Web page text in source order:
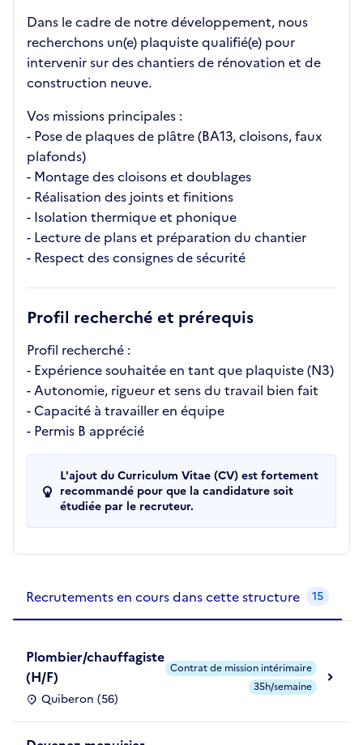
Dans le cadre de notre développement, nous
recherchons un(e) plaquiste qualifié(e) pour
intervenir sur des chantiers de rénovation et de
construction neuve.
Vos missions principales :
- Pose de plaques de plâtre (BA13, cloisons, faux
plafonds)
- Montage des cloisons et doublages
- Réalisation des joints et finitions
- Isolation thermique et phonique
- Lecture de plans et préparation du chantier
- Respect des consignes de sécurité
Profil recherché et prérequis
Profil recherché :
- Expérience souhaitée en tant que plaquiste (N3)
- Autonomie, rigueur et sens du travail bien fait
- Capacité à travailler en équipe
- Permis B apprécié
L'ajout du Curriculum Vitae (CV) est fortement
recommandé pour que la candidature soit
étudiée par le recruteur.
Recrutements en cours dans cette structure 15
Plombier/chauffagiste
(H/F)
Quiberon (56)
Contrat de mission intérimaire
35h/semaine